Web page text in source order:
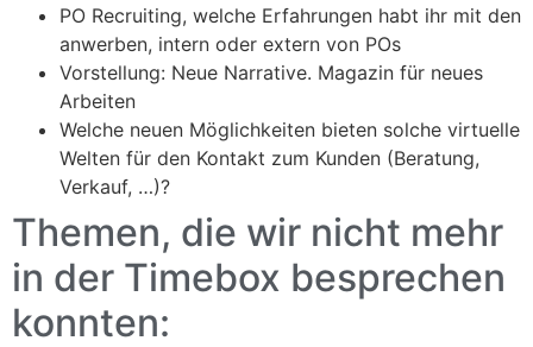
PO Recruiting, welche Erfahrungen habt ihr mit den
anwerben, intern oder extern von POs
Vorstellung: Neue Narrative. Magazin für neues
Arbeiten
Welche neuen Möglichkeiten bieten solche virtuelle
Welten für den Kontakt zum Kunden (Beratung,
Verkauf, …)?
Themen, die wir nicht mehr
in der Timebox besprechen
konnten: